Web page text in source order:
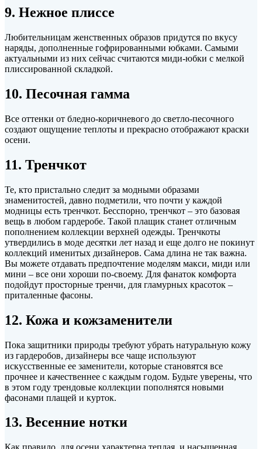
9. Нежное плиссе
Любительницам женственных образов придутся по вкусу
наряды, дополненные гофрированными юбками. Самыми
актуальными из них сейчас считаются миди-юбки с мелкой
плиссированной складкой.
10. Песочная гамма
Все оттенки от бледно-коричневого до светло-песочного
создают ощущение теплоты и прекрасно отображают краски
осени.
11. Тренчкот
Те, кто пристально следит за модными образами
знаменитостей, давно подметили, что почти у каждой
модницы есть тренчкот. Бесспорно, тренчкот – это базовая
вещь в любом гардеробе. Такой плащик станет отличным
пополнением коллекции верхней одежды. Тренчкоты
утвердились в моде десятки лет назад и еще долго не покинут
коллекций именитых дизайнеров. Сама длина не так важна.
Вы можете отдавать предпочтение моделям макси, миди или
мини – все они хороши по-своему. Для фанаток комфорта
подойдут просторные тренчи, для гламурных красоток –
приталенные фасоны.
12. Кожа и кожзаменители
Пока защитники природы требуют убрать натуральную кожу
из гардеробов, дизайнеры все чаще используют
искусственные ее заменители, которые становятся все
прочнее и качественнее с каждым годом. Будьте уверены, что
в этом году трендовые коллекции пополнятся новыми
фасонами плащей и курток.
13. Весенние нотки